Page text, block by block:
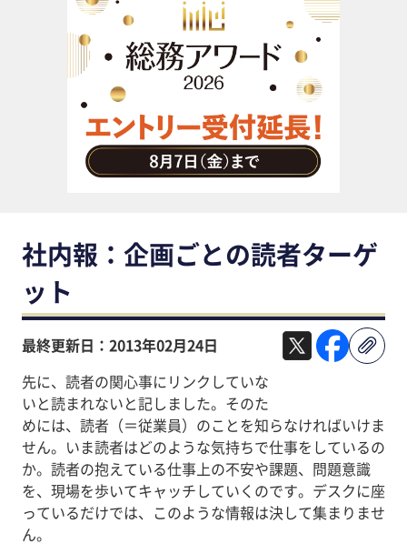
FM・オフィス移転
CSR・SDGs
テクノロジー活用・DX
助成金・補助金・コスト削減
アウトソーシング・BPO
調査・レポート
社内報：企画ごとの読者ターゲ
ット
最終更新日：2013年02月24日
先に、読者の関心事にリンクしていな
いと読まれないと記しました。そのた
めには、読者（＝従業員）のことを知らなければいけま
せん。いま読者はどのような気持ちで仕事をしているの
か。読者の抱えている仕事上の不安や課題、問題意識
を、現場を歩いてキャッチしていくのです。デスクに座
っているだけでは、このような情報は決して集まりませ
ん。